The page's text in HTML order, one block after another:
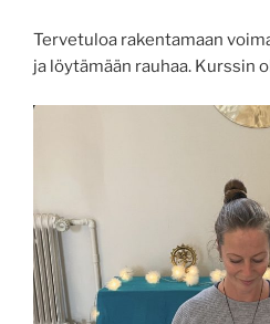
Tervetuloa rakentamaan
ja löytämään rauhaa. Kurssin